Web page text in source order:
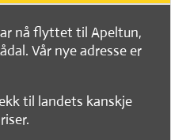
nå flyttet til Apeltun,
Vår nye adresse er
til landets kanskje